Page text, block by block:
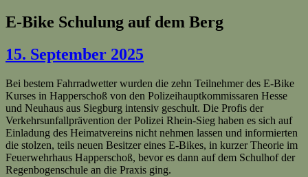
E-Bike Schulung auf dem Berg
15. September 2025
Bei bestem Fahrradwetter wurden die zehn Teilnehmer des E-Bike
Kurses in Happerschoß von den Polizeihauptkommissaren Hesse
und Neuhaus aus Siegburg intensiv geschult. Die Profis der
Verkehrsunfallprävention der Polizei Rhein-Sieg haben es sich auf
Einladung des Heimatvereins nicht nehmen lassen und informierten
die stolzen, teils neuen Besitzer eines E-Bikes, in kurzer Theorie im
Feuerwehrhaus Happerschoß, bevor es dann auf dem Schulhof der
Regenbogenschule an die Praxis ging.